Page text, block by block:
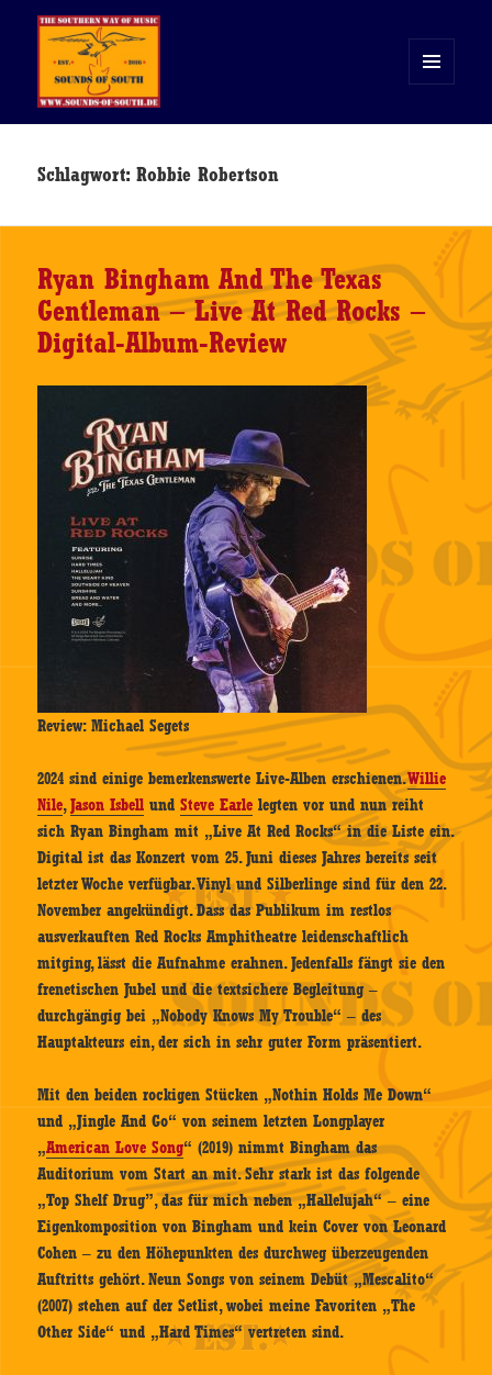
WIDGETS
Schlagwort:Robbie Robertson
Ryan Bingham And The Texas
Gentleman – Live At Red Rocks –
Digital-Album-Review
Review: Michael Segets
2024 sind einige bemerkenswerte Live-Alben erschienen.Willie
Nile,Jason Isbell undSteve Earle legten vor und nun reiht
sich Ryan Bingham mit „Live At Red Rocks“ in die Liste ein.
Digital ist das Konzert vom 25. Juni dieses Jahres bereits seit
letzter Woche verfügbar. Vinyl und Silberlinge sind für den 22.
November angekündigt. Dass das Publikum im restlos
ausverkauften Red Rocks Amphitheatre leidenschaftlich
mitging, lässt die Aufnahme erahnen. Jedenfalls fängt sie den
frenetischen Jubel und die textsichere Begleitung –
durchgängig bei „Nobody Knows My Trouble“ – des
Hauptakteurs ein, der sich in sehr guter Form präsentiert.
Mit den beiden rockigen Stücken „Nothin Holds Me Down“
und „Jingle And Go“ von seinem letzten Longplayer
„American Love Song“ (2019) nimmt Bingham das
Auditorium vom Start an mit. Sehr stark ist das folgende
„Top Shelf Drug”, das für mich neben „Hallelujah“ – eine
Eigenkomposition von Bingham und kein Cover von Leonard
Cohen – zu den Höhepunkten des durchweg überzeugenden
Auftritts gehört. Neun Songs von seinem Debüt „Mescalito“
(2007) stehen auf der Setlist, wobei meine Favoriten „The
Other Side“ und „Hard Times“ vertreten sind.